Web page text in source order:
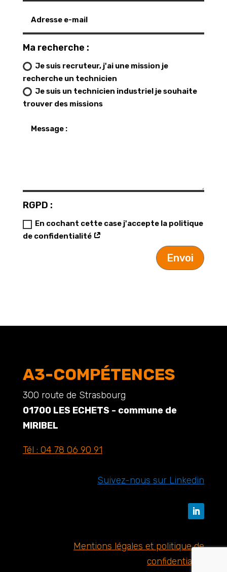
Ma recherche :
Je suis recruteur, j'ai une mission je
recherche un technicien
Je suis un technicien industriel je souhaite
trouver des missions
RGPD :
En cochant cette case j'accepte la politique
de confidentialité
Envoi
A3-COMPÉTENCES
300 route de Strasbourg
01700 LES ECHETS - commune de
MIRIBEL
Tél : 04 78 06 90 91
Suivez-nous sur Linkedin
Mentions légales et politique de
confidentialité